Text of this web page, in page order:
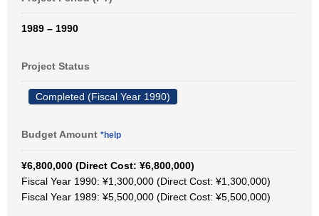
1989 – 1990
Project Status
Completed (Fiscal Year 1990)
Budget Amount *help
¥6,800,000 (Direct Cost: ¥6,800,000)
Fiscal Year 1990: ¥1,300,000 (Direct Cost: ¥1,300,000)
Fiscal Year 1989: ¥5,500,000 (Direct Cost: ¥5,500,000)